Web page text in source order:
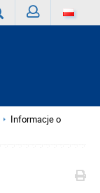
Informacje o